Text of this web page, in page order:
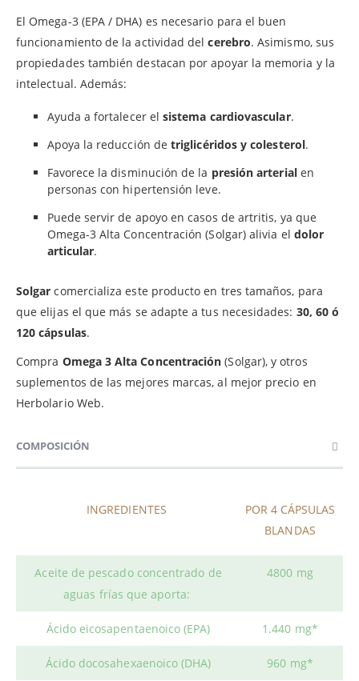
El Omega-3 (EPA / DHA) es necesario para el buen
funcionamiento de la actividad delcerebro. Asimismo, sus
propiedades también destacan por apoyar la memoria y la
intelectual. Además:
Ayuda a fortalecer elsistema cardiovascular.
Apoya la reducción detriglicéridos y colesterol.
Favorece la disminución de la presión arterialen
personas con hipertensión leve.
Puede servir de apoyo en casos de artritis, ya que
Omega-3 Alta Concentración (Solgar) alivia el dolor
articular.
Solgar comercializa este producto en tres tamaños, para
que elijas el que más se adapte a tus necesidades: 30, 60 ó
120 cápsulas.
Compra Omega 3 Alta Concentración (Solgar), y otros
suplementos de las mejores marcas, al mejor precio en
Herbolario Web.
COMPOSICIÓN
INGREDIENTES
POR 4 CÁPSULAS
BLANDAS
Aceite de pescado concentrado de
aguas frías que aporta:
4800 mg
Ácido eicosapentaenoico (EPA) 1.440 mg*
Ácido docosahexaenoico (DHA) 960 mg*